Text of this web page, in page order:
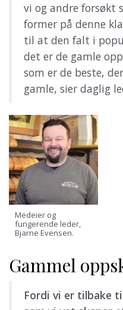
vi og andre forsøkt
former på denne
til at den falt i
det er de gamle
som er de beste,
gamle, sier daglig
Medeier og
fungerende leder,
Bjarne Evensen.
Gammel
Fordi vi er tilbake